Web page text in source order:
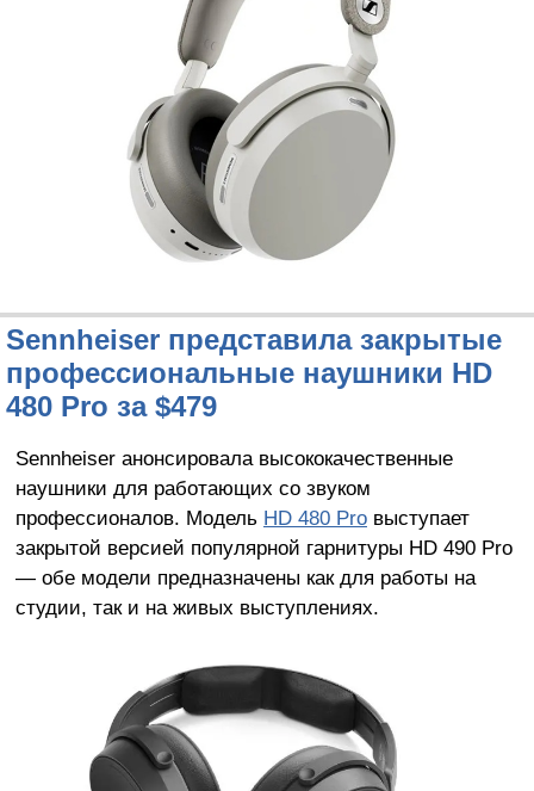
Sennheiser представила закрытые
профессиональные наушники HD
480 Pro за $479
Sennheiser анонсировала высококачественные
наушники для работающих со звуком
профессионалов. Модель HD 480 Proвыступает
закрытой версией популярной гарнитуры HD 490 Pro
— обе модели предназначены как для работы на
студии, так и на живых выступлениях.